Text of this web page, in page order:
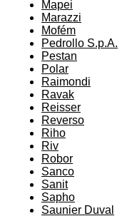
Mapei
Marazzi
Mofém
Pedrollo S.p.A.
Pestan
Polar
Raimondi
Ravak
Reisser
Reverso
Riho
Riv
Robor
Sanco
Sanit
Sapho
Saunier Duval